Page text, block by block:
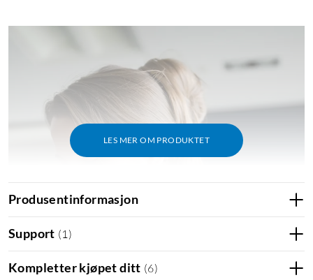
LES MER OM PRODUKTET
Produsentinformasjon
Support (1)
Kompletter kjøpet ditt (6)